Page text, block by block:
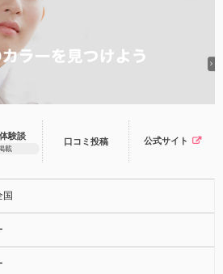
験談
載
口コミ 投稿 公式サイト
国